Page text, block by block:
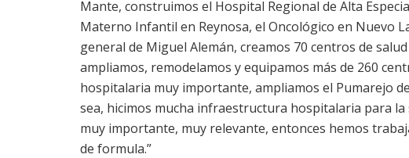
Mante, construimos el Hospital Regional de Alta
Materno Infantil en Reynosa, el Oncológico en Nuevo
general de Miguel Alemán, creamos 70 centros de
ampliamos, remodelamos y equipamos más de 260
hospitalaria muy importante, ampliamos el Pumarejo
sea, hicimos mucha infraestructura hospitalaria para
muy importante, muy relevante, entonces hemos
de formula.”